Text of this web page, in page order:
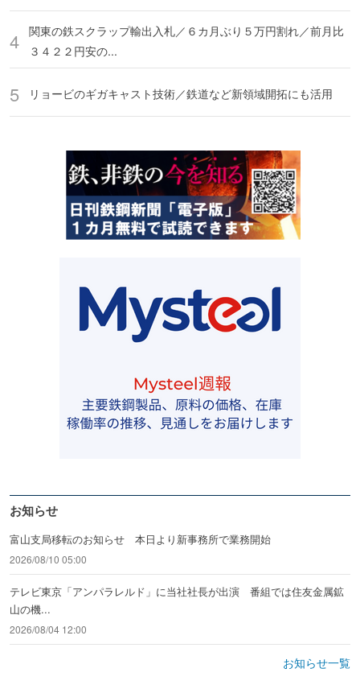
関東の鉄スクラップ輸出入札／６カ月ぶり５万円割れ／前月比
３４２２円安の...
リョービのギガキャスト技術／鉄道など新領域開拓にも活用
お知らせ
富山支局移転のお知らせ 本日より新事務所で業務開始
2026/08/10 05:00
テレビ東京「アンパラレルド」に当社社長が出演 番組では住友金属鉱
山の機...
2026/08/04 12:00
お知らせ一覧